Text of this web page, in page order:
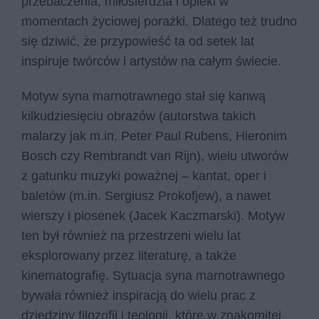
momentach życiowej porażki. Dlatego też trudno
się dziwić, że przypowieść ta od setek lat
inspiruje twórców i artystów na całym świecie.
Motyw syna marnotrawnego stał się kanwą
kilkudziesięciu obrazów (autorstwa takich
malarzy jak m.in. Peter Paul Rubens, Hieronim
Bosch czy Rembrandt van Rijn), wielu utworów
z gatunku muzyki poważnej – kantat, oper i
baletów (m.in. Sergiusz Prokofjew), a nawet
wierszy i piosenek (Jacek Kaczmarski). Motyw
ten był również na przestrzeni wielu lat
eksplorowany przez literaturę, a także
kinematografię. Sytuacja syna marnotrawnego
bywała również inspiracją do wielu prac z
dziedziny filozofii i teologii, które w znakomitej